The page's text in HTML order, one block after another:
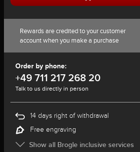
Rewards are credited to your customer
account when you make a purchase
Order by phone:
+49 711 217 268 20
Talk to us directly in person
14 days right of withdrawal
Free engraving
Show all Brogle inclusive services